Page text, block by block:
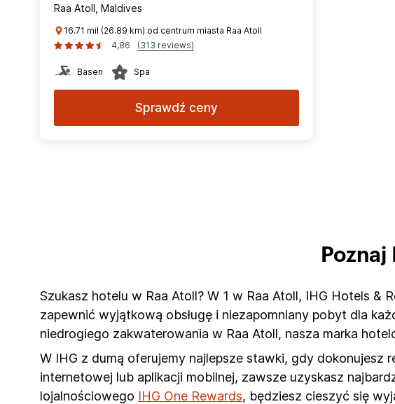
Raa Atoll, Maldives
16.71 mil (26.89 km) od centrum miasta Raa Atoll
4,86
(313 reviews)
Basen Spa
Sprawdź ceny
Szukasz hotelu w Raa Atoll? W 1 w Raa Atoll, IHG Hotels
zapewnić wyjątkową obsługę i niezapomniany pobyt dla
niedrogiego zakwaterowania w Raa Atoll, nasza marka
W IHG z dumą oferujemy najlepsze stawki, gdy
internetowej lub aplikacji mobilnej, zawsze uzyskasz
lojalnościowego IHG One Rewards, będziesz cieszyć się